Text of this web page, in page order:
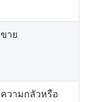
ขาย
ความกลัวหรือ